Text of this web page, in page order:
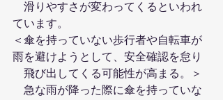
滑りやすさが変わってくるといわれ
ています。
＜傘を持っていない歩行者や自転車が
雨を避けようとして、安全確認を怠り
飛び出してくる可能性が高まる。＞
急な雨が降った際に傘を持っていな